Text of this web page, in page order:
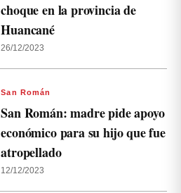
choque en la provincia de
Huancané
26/12/2023
San Román
San Román: madre pide apoyo
económico para su hijo que fue
atropellado
12/12/2023